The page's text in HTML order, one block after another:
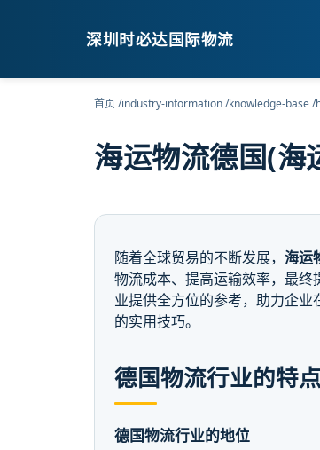
深圳时必达国际物流
首页/industry-information/knowledge-base/
海运物流德国(海
随着全球贸易的不断发展，海运
物流成本、提高运输效率，最
业提供全方位的参考，助力企
的实用技巧。
德国物流行业的特
德国物流行业的地位